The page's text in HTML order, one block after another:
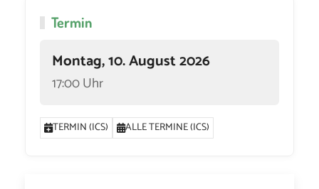
Termin
Montag, 10. August 2026
17:00 Uhr
TERMIN (ICS) ALLE TERMINE (ICS)